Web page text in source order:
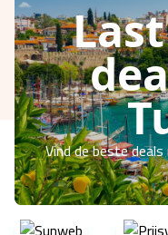
Vind de beste